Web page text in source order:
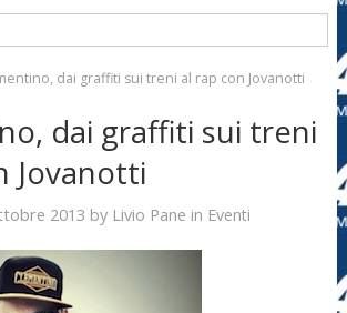
dai graffiti sui treni al rap con Jovanotti
dai graffiti sui treni
Jovanotti
2013 by Livio Pane in Eventi